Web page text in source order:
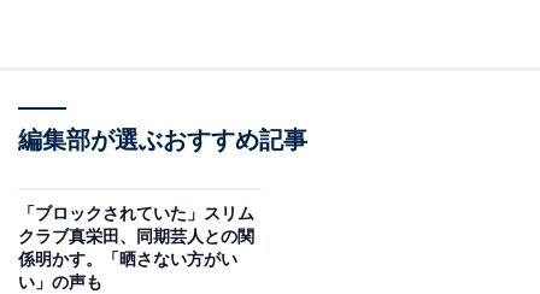
編集部が選ぶおすすめ記事
「ブロックされていた」スリム
クラブ真栄田、同期芸人との関
係明かす。「晒さない方がい
い」の声も